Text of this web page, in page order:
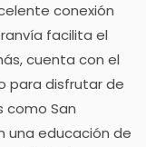
conexión
facilita el
cuenta con el
para disfrutar de
como San
una educación de